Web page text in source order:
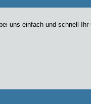
uns einfach und schnell